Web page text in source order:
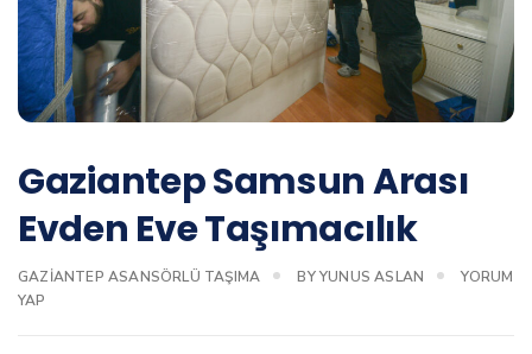
Gaziantep Samsun Arası
Evden Eve Taşımacılık
GAZIANTEP ASANSÖRLÜ TAŞIMA BYYUNUS ASLAN
YORUM
YAP